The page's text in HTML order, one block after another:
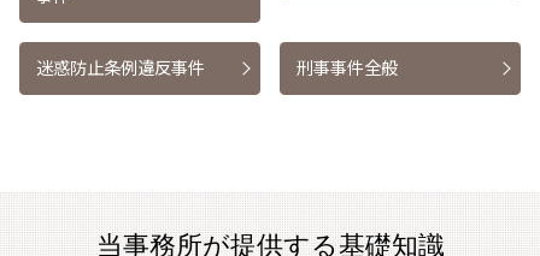
迷惑防止条例違反事件 刑事事件全般
当事務所が提供する基礎知識